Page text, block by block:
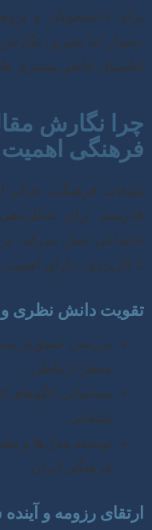
برای دانشجویان و
دشوار اما شیرین
اطمینان خاطر بیشتری
چرا نگارش
فرهنگی اهمیت
تبلیغات فرهنگی، فراتر
قدرتمند برای
اجتماعی عمل می‌کند.
تا کاربردی، دارای
تقویت دانش نظری
بررسی عمیق‌تر
منظر ارتباطی.
شناسایی الگوهای
تبلیغاتی.
توسعه مدل‌ها و
فرهنگی ایران.
ارتقای رزومه و